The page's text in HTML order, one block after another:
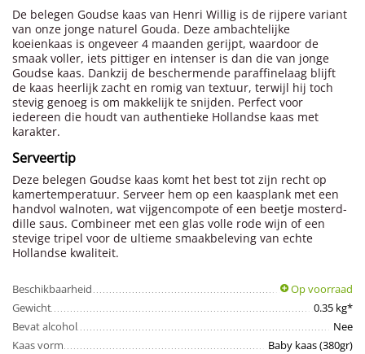
De belegen Goudse kaas van Henri Willig is de rijpere variant
van onze jonge naturel Gouda. Deze ambachtelijke
koeienkaas is ongeveer 4 maanden gerijpt, waardoor de
smaak voller, iets pittiger en intenser is dan die van jonge
Goudse kaas. Dankzij de beschermende paraffinelaag blijft
de kaas heerlijk zacht en romig van textuur, terwijl hij toch
stevig genoeg is om makkelijk te snijden. Perfect voor
iedereen die houdt van authentieke Hollandse kaas met
karakter.
Serveertip
Deze belegen Goudse kaas komt het best tot zijn recht op
kamertemperatuur. Serveer hem op een kaasplank met een
handvol walnoten, wat vijgencompote of een beetje mosterd-
dille saus. Combineer met een glas volle rode wijn of een
stevige tripel voor de ultieme smaakbeleving van echte
Hollandse kwaliteit.
Beschikbaarheid
Op voorraad
Gewicht
0.35 kg*
Bevat alcohol
Nee
Kaas vorm
Baby kaas (380gr)